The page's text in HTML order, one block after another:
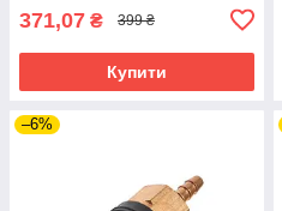
371,07 ₴ 399 ₴
Купити
–6%